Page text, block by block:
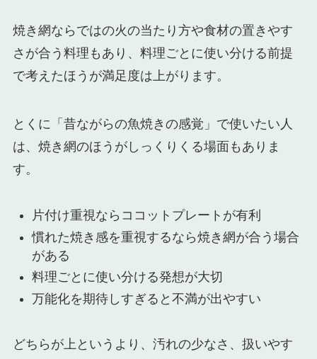
焼き網ならではの火の当たり方や食材の置きやす
さが合う料理もあり、料理ごとに使い分ける前提
で考えたほうが満足度は上がります。
とくに「昔ながらの魚焼きの感覚」で使いたい人
は、焼き網のほうがしっくりくる場面もありま
す。
片付け重視ならココットプレートが有利
慣れた焼き感を重視するなら焼き網が合う場合
がある
料理ごとに使い分ける発想が大切
万能化を期待しすぎると不満が出やすい
どちらが上というより、汚れの少なさ、扱いやす